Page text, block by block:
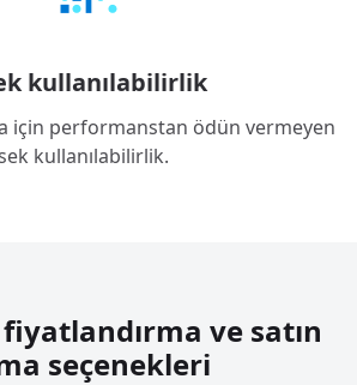
kullanılabilirlik
için performanstan ödün vermeyen
kullanılabilirlik.
ve satın
seçenekleri